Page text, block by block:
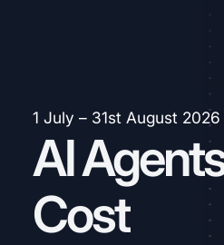
1 July – 31st August 2026
AI
Cost